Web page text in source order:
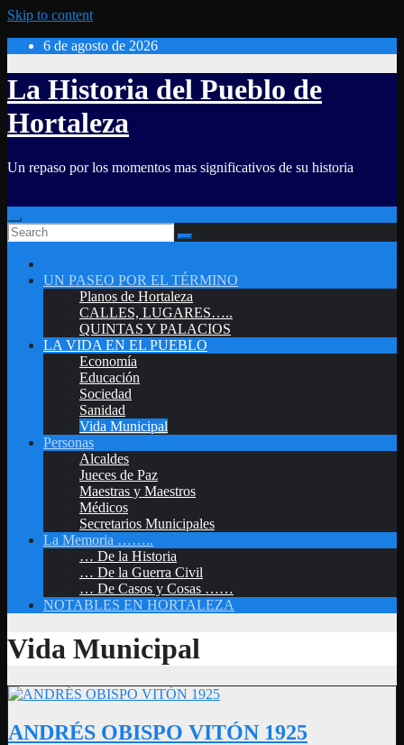
Skip to content
6 de agosto de 2026
La Historia del Pueblo de
Hortaleza
Un repaso por los momentos mas significativos de su historia
UN PASEO POR EL TÉRMINO
Planos de Hortaleza
CALLES, LUGARES…..
QUINTAS Y PALACIOS
LA VIDA EN EL PUEBLO
Economía
Educación
Sociedad
Sanidad
Vida Municipal
Personas
Alcaldes
Jueces de Paz
Maestras y Maestros
Médicos
Secretarios Municipales
La Memoria ……..
… De la Historia
… De la Guerra Civil
… De Casos y Cosas ……
NOTABLES EN HORTALEZA
Vida Municipal
ANDRÉS OBISPO VITÓN 1925